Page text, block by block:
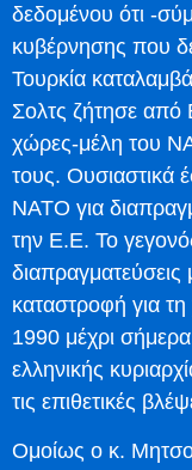
δεδομένου ότι -
κυβέρνησης που
Τουρκία
Σολτς ζήτησε από
χώρες-μέλη του
τους. Ουσιαστικά
ΝΑΤΟ για
την Ε.Ε. Το
καταστροφή για
1990 μέχρι
ελληνικής
τις επιθετικές
Ομοίως ο κ.